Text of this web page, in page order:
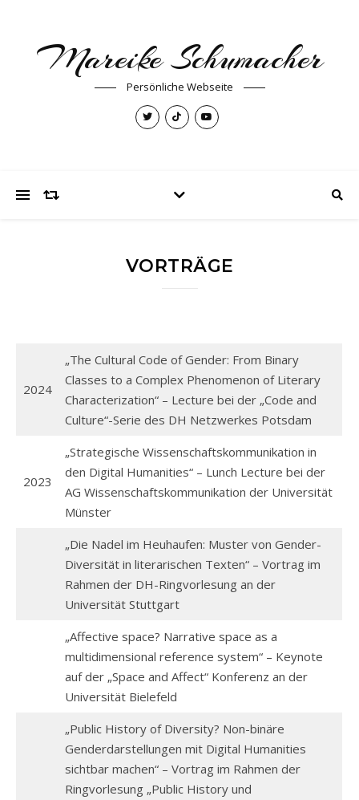
Mareike Schumacher
Persönliche Webseite
VORTRÄGE
2024
„The Cultural Code of Gender: From Binary
Classes to a Complex Phenomenon of Literary
Characterization“ – Lecture bei der „Code and
Culture“-Serie des DH Netzwerkes Potsdam
2023
„Strategische Wissenschaftskommunikation in
den Digital Humanities“ – Lunch Lecture bei der
AG Wissenschaftskommunikation der Universität
Münster
„Die Nadel im Heuhaufen: Muster von Gender-
Diversität in literarischen Texten“ – Vortrag im
Rahmen der DH-Ringvorlesung an der
Universität Stuttgart
„Affective space? Narrative space as a
multidimensional reference system“ – Keynote
auf der „Space and Affect“ Konferenz an der
Universität Bielefeld
„Public History of Diversity? Non-binäre
Genderdarstellungen mit Digital Humanities
sichtbar machen“ – Vortrag im Rahmen der
Ringvorlesung „Public History und